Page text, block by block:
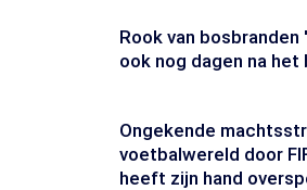
Rook van
ook nog dagen na het
Ongekende
voetbalwereld door
heeft zijn hand